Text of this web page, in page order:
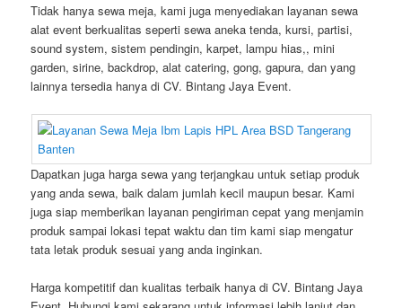
Tidak hanya sewa meja, kami juga menyediakan layanan sewa
alat event berkualitas seperti sewa aneka tenda, kursi, partisi,
sound system, sistem pendingin, karpet, lampu hias,, mini
garden, sirine, backdrop, alat catering, gong, gapura, dan yang
lainnya tersedia hanya di CV. Bintang Jaya Event.
Dapatkan juga harga sewa yang terjangkau untuk setiap produk
yang anda sewa, baik dalam jumlah kecil maupun besar. Kami
juga siap memberikan layanan pengiriman cepat yang menjamin
produk sampai lokasi tepat waktu dan tim kami siap mengatur
tata letak produk sesuai yang anda inginkan.
Harga kompetitif dan kualitas terbaik hanya di CV. Bintang Jaya